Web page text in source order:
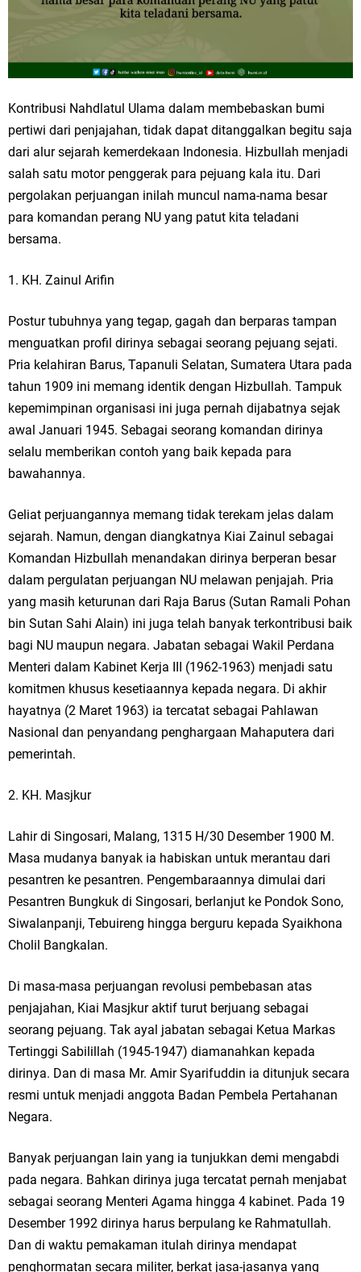
Kontribusi Nahdlatul Ulama dalam membebaskan bumi
pertiwi dari penjajahan, tidak dapat ditanggalkan begitu saja
dari alur sejarah kemerdekaan Indonesia. Hizbullah menjadi
salah satu motor penggerak para pejuang kala itu. Dari
pergolakan perjuangan inilah muncul nama-nama besar
para komandan perang NU yang patut kita teladani
bersama.
1. KH. Zainul Arifin
Postur tubuhnya yang tegap, gagah dan berparas tampan
menguatkan profil dirinya sebagai seorang pejuang sejati.
Pria kelahiran Barus, Tapanuli Selatan, Sumatera Utara pada
tahun 1909 ini memang identik dengan Hizbullah. Tampuk
kepemimpinan organisasi ini juga pernah dijabatnya sejak
awal Januari 1945. Sebagai seorang komandan dirinya
selalu memberikan contoh yang baik kepada para
bawahannya.
Geliat perjuangannya memang tidak terekam jelas dalam
sejarah. Namun, dengan diangkatnya Kiai Zainul sebagai
Komandan Hizbullah menandakan dirinya berperan besar
dalam pergulatan perjuangan NU melawan penjajah. Pria
yang masih keturunan dari Raja Barus (Sutan Ramali Pohan
bin Sutan Sahi Alain) ini juga telah banyak terkontribusi baik
bagi NU maupun negara. Jabatan sebagai Wakil Perdana
Menteri dalam Kabinet Kerja III (1962-1963) menjadi satu
komitmen khusus kesetiaannya kepada negara. Di akhir
hayatnya (2 Maret 1963) ia tercatat sebagai Pahlawan
Nasional dan penyandang penghargaan Mahaputera dari
pemerintah.
2. KH. Masjkur
Lahir di Singosari, Malang, 1315 H/30 Desember 1900 M.
Masa mudanya banyak ia habiskan untuk merantau dari
pesantren ke pesantren. Pengembaraannya dimulai dari
Pesantren Bungkuk di Singosari, berlanjut ke Pondok Sono,
Siwalanpanji, Tebuireng hingga berguru kepada Syaikhona
Cholil Bangkalan.
Di masa-masa perjuangan revolusi pembebasan atas
penjajahan, Kiai Masjkur aktif turut berjuang sebagai
seorang pejuang. Tak ayal jabatan sebagai Ketua Markas
Tertinggi Sabilillah (1945-1947) diamanahkan kepada
dirinya. Dan di masa Mr. Amir Syarifuddin ia ditunjuk secara
resmi untuk menjadi anggota Badan Pembela Pertahanan
Negara.
Banyak perjuangan lain yang ia tunjukkan demi mengabdi
pada negara. Bahkan dirinya juga tercatat pernah menjabat
sebagai seorang Menteri Agama hingga 4 kabinet. Pada 19
Desember 1992 dirinya harus berpulang ke Rahmatullah.
Dan di waktu pemakaman itulah dirinya mendapat
penghormatan secara militer, berkat jasa-jasanya yang